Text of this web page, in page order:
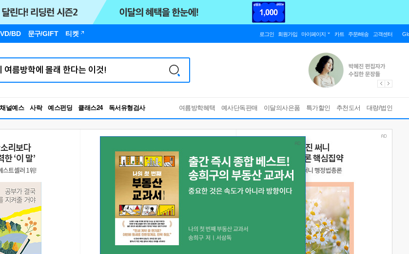
BD 문구/GIFT 티켓 로그인 회원가입 마이페이지 카트 주문/배송 고객센터
채널예스 사락 예스펀딩 클래스24
독서유형검사
RBTI Lab
독서유형검사
여름방학혜택 예사단독판매 이달의사은품 특가할인 추천도서 대량/법인